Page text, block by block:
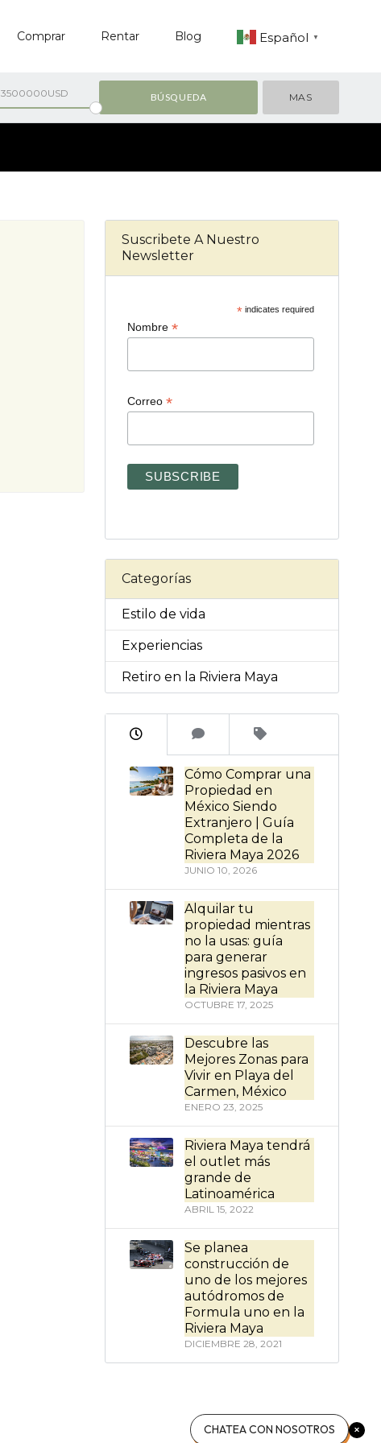
Comprar Rentar Blog Español ▼
3500000USD MAS
Suscribete A Nuestro
Newsletter
* indicates required
Nombre*
Correo*
Categorías
Estilo de vida
Experiencias
Retiro en la Riviera Maya
Cómo Comprar una
Propiedad en
México Siendo
Extranjero | Guía
Completa de la
Riviera Maya 2026
JUNIO 10, 2026
Alquilar tu
propiedad mientras
no la usas: guía
para generar
ingresos pasivos en
la Riviera Maya
OCTUBRE 17, 2025
Descubre las
Mejores Zonas para
Vivir en Playa del
Carmen, México
ENERO 23, 2025
Riviera Maya tendrá
el outlet más
grande de
Latinoamérica
ABRIL 15, 2022
Se planea
construcción de
uno de los mejores
autódromos de
Formula uno en la
Riviera Maya
DICIEMBRE 28, 2021
CHATEA CON NOSOTROS